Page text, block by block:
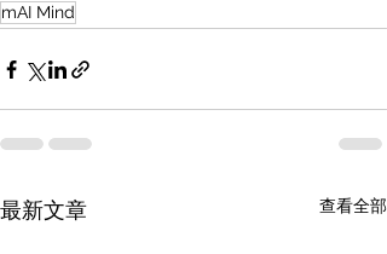
mAI Mind
最新文章 查看全部